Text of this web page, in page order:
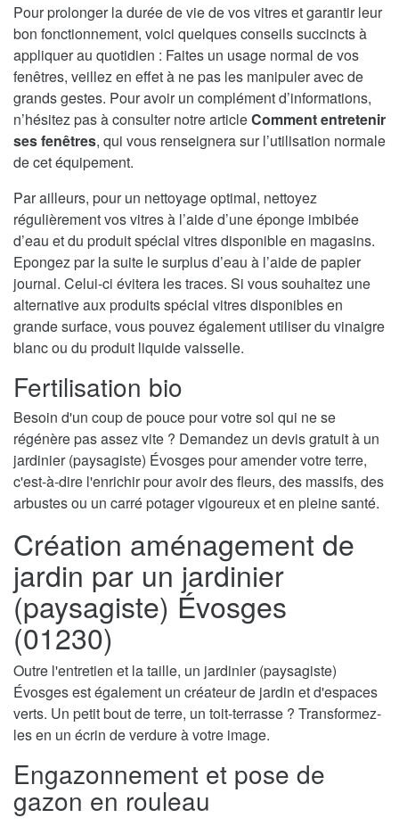
Pour prolonger la durée de vie de vos vitres et garantir leur
bon fonctionnement, voici quelques conseils succincts à
appliquer au quotidien : Faites un usage normal de vos
fenêtres, veillez en effet à ne pas les manipuler avec de
grands gestes. Pour avoir un complément d’informations,
n’hésitez pas à consulter notre articleComment entretenir
ses fenêtres, qui vous renseignera sur l’utilisation normale
de cet équipement.
Par ailleurs, pour un nettoyage optimal, nettoyez
régulièrement vos vitres à l’aide d’une éponge imbibée
d’eau et du produit spécial vitres disponible en magasins.
Epongez par la suite le surplus d’eau à l’aide de papier
journal. Celui-ci évitera les traces. Si vous souhaitez une
alternative aux produits spécial vitres disponibles en
grande surface, vous pouvez également utiliser du vinaigre
blanc ou du produit liquide vaisselle.
Fertilisation bio
Besoin d'un coup de pouce pour votre sol qui ne se
régénère pas assez vite ? Demandez un devis gratuit à un
jardinier (paysagiste) Évosges pour amender votre terre,
c'est-à-dire l'enrichir pour avoir des fleurs, des massifs, des
arbustes ou un carré potager vigoureux et en pleine santé.
Création aménagement de
jardin par un jardinier
(paysagiste) Évosges
(01230)
Outre l'entretien et la taille, un jardinier (paysagiste)
Évosges est également un créateur de jardin et d'espaces
verts. Un petit bout de terre, un toit-terrasse ? Transformez-
les en un écrin de verdure à votre image.
Engazonnement et pose de
gazon en rouleau